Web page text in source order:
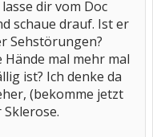
dir vom Doc
schaue drauf. Ist er
Sehstörungen?
mal mehr mal
ist? Ich denke da
(bekomme jetzt